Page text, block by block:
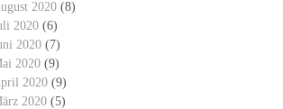
2020 (8)
2020 (6)
2020 (7)
2020 (9)
2020 (9)
2020 (5)